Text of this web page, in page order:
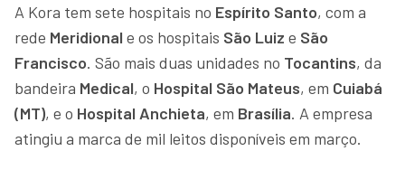
A Kora tem sete hospitais no Espírito Santo, com a
rede Meridional e os hospitais São Luiz e São
Francisco. São mais duas unidades no Tocantins, da
bandeira Medical, o Hospital São Mateus, em Cuiabá
(MT), e o Hospital Anchieta, em Brasília. A empresa
atingiu a marca de mil leitos disponíveis em março.